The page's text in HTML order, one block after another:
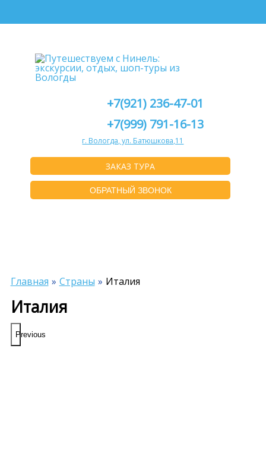
ЗАКАЗ ТУРА
ОБРАТНЫЙ ЗВОНОК
+7(921) 236-47-01
+7(999) 791-16-13
г. Вологда, ул. Батюшкова,11
Главная Страны Италия
Италия
Previous